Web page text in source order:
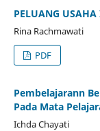
PELUANG USAHA
Rina Rachmawati
PDF
Pembelajarann
Pada Mata
Ichda Chayati